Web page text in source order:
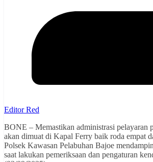
Editor Red
BONE – Memastikan administrasi pelayaran
akan dimuat di Kapal Ferry baik roda empat
Polsek Kawasan Pelabuhan Bajoe
saat lakukan pemeriksaan dan pengaturan